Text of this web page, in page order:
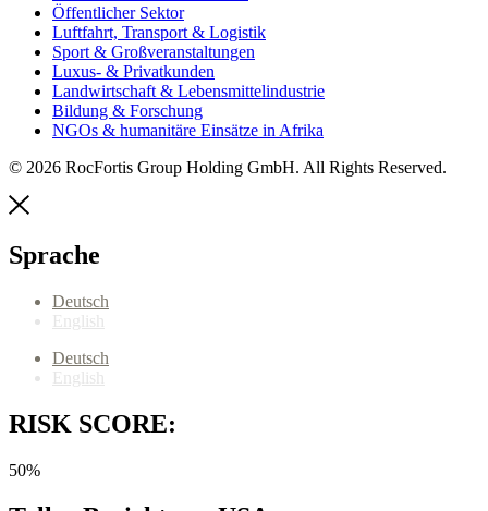
Öffentlicher Sektor
Luftfahrt, Transport & Logistik
Sport & Großveranstaltungen
Luxus- & Privatkunden
Landwirtschaft & Lebensmittelindustrie
Bildung & Forschung
NGOs & humanitäre Einsätze in Afrika
© 2026 RocFortis Group Holding GmbH. All Rights Reserved.
Sprache
Deutsch
English
Deutsch
English
RISK SCORE:
50%